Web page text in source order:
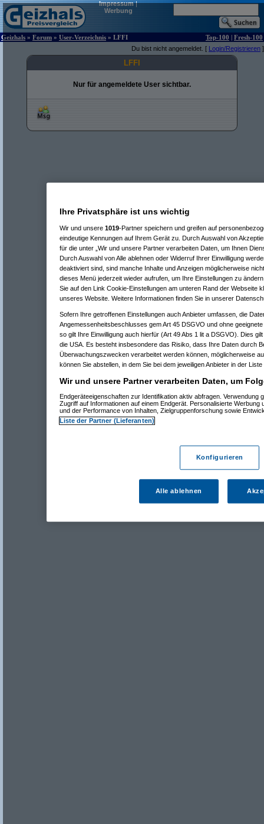
Impressum|
Werbung
Geizhals » Forum » User-Verzeichnis » LFFI Top-100 | Fresh-100
Du bist nicht angemeldet. [ Login/Registrieren ]
LFFI
Nur für angemeldete User sichtbar.
Ihre Privatsphäre ist uns wichtig
Wir und unsere 1019-Partner speichern und greifen auf
eindeutige Kennungen auf Ihrem Gerät zu. Durch Auswahl von
für die unter „Wir und unsere Partner verarbeiten Daten, um Ihnen
Durch Auswahl von Alle ablehnen oder Widerruf Ihrer Einwilligung
deaktiviert sind, sind manche Inhalte und Anzeigen möglicherweise
dieses Menü jederzeit wieder aufrufen, um Ihre Einstellungen zu
Sie auf den Link Cookie-Einstellungen am unteren Rand der Webseite
unseres Website. Weitere Informationen finden Sie in unserer
Sofern Ihre getroffenen Einstellungen auch Anbieter umfassen, die
Angemessenheitsbeschlusses gem Art 45 DSGVO und ohne
so gilt Ihre Einwilligung auch hierfür (Art 49 Abs 1 lit a DSGVO). Dies
die USA. Es besteht insbesondere das Risiko, dass Ihre Daten durch
Überwachungszwecken verarbeitet werden können, möglicherweise
können Sie abstellen, in dem Sie bei dem jeweiligen Anbieter in der
Wir und unsere Partner verarbeiten Daten, um
Endgeräteeigenschaften zur Identifikation aktiv abfragen. Verwendung
Zugriff auf Informationen auf einem Endgerät. Personalisierte Werbung
und der Performance von Inhalten, Zielgruppenforschung sowie
Liste der Partner (Lieferanten)
Konfigurieren
Alle ablehnen